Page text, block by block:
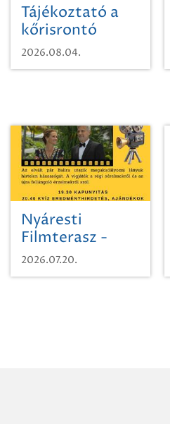
Tájékoztató a
kőrisrontó
karcsúdíszbogárról
2026.08.04.
Nyáresti
Filmterasz -
Beugró a
Paradicsomba
2026.07.20.